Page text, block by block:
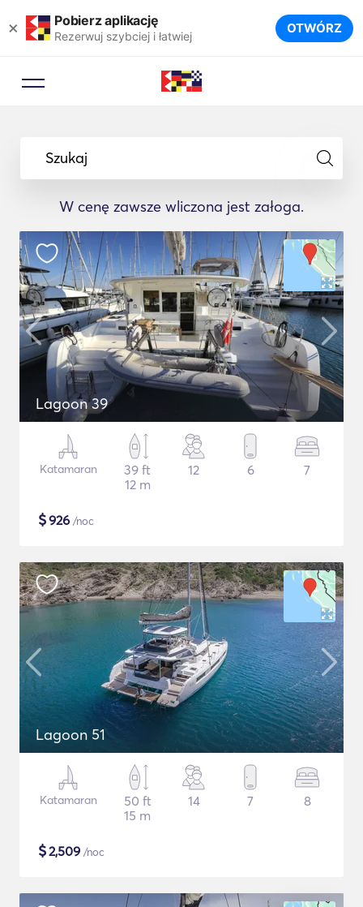
× Pobierz aplikację
Rezerwuj szybciej i łatwiej OTWÓRZ
Szukaj
W cenę zawsze wliczona jest załoga.
Lagoon 39
Katamaran
39 ft
12 m
12 6 7
$926 /noc
Lagoon 51
Katamaran
50 ft
15 m
14 7 8
$2,509 /noc